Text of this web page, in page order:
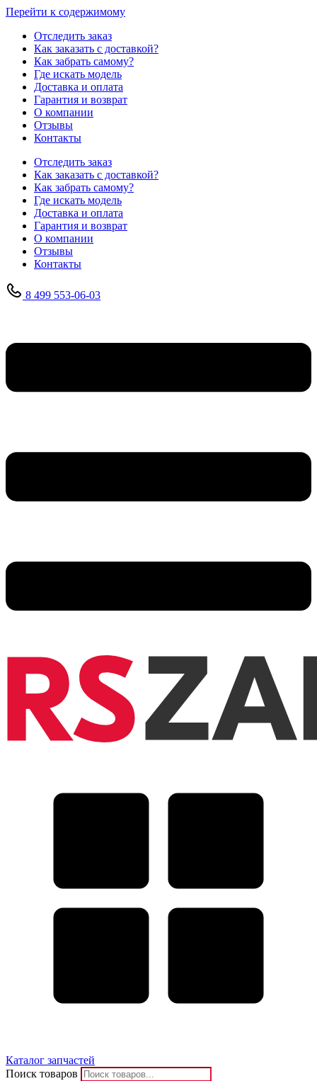
Перейти к содержимому
Отследить заказ
Как заказать с доставкой?
Как забрать самому?
Где искать модель
Доставка и оплата
Гарантия и возврат
О компании
Отзывы
Контакты
Отследить заказ
Как заказать с доставкой?
Как забрать самому?
Где искать модель
Доставка и оплата
Гарантия и возврат
О компании
Отзывы
Контакты
8 499 553-06-03
Каталог запчастей
Поиск товаров